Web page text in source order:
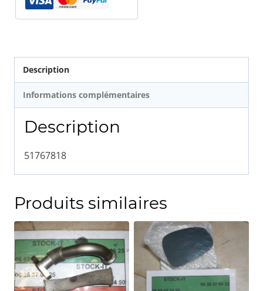
Description
Informations complémentaires
Description
51767818
Produits similaires